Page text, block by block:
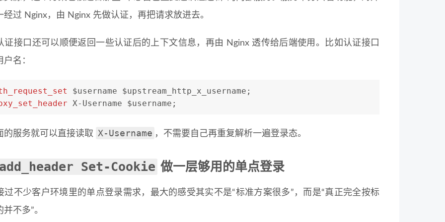
经过 Nginx，由 Nginx 先做认证，再把请求放进去。
证接口还可以顺便返回一些认证后的上下文信息，再由 Nginx 透传给后端使用。比如认证接口
名：
$username $upstream_http_x_username;
X-Username $username;
的服务就可以直接读取 X-Username ，不需要自己再重复解析一遍登录态。
Set-Cookie 做一层够用的单点登录
过不少客户环境里的单点登录需求，最大的感受其实不是“标准方案很多”，而是“真正完全按标
不多”。